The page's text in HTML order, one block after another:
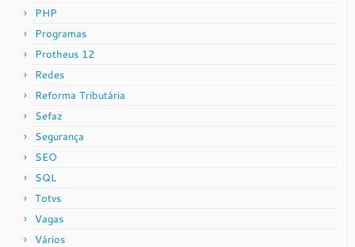
PHP
Programas
Protheus 12
Redes
Reforma Tributária
Sefaz
Segurança
SEO
SQL
Totvs
Vagas
Vários